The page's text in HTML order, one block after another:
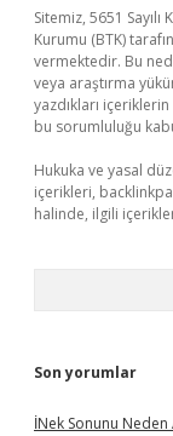
Sitemiz, 5651
Kurumu (BTK)
vermektedir. Bu
veya araştırma
yazdıkları
bu sorumluluğu
Hukuka ve yasal
içerikleri,
halinde, ilgili
Son yorumlar
İNek Sonunu